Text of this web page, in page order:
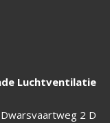
Luchtventilatie
Dwarsvaartweg 2 D